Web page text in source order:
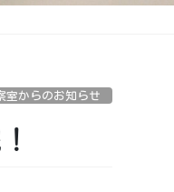
室からのお知らせ